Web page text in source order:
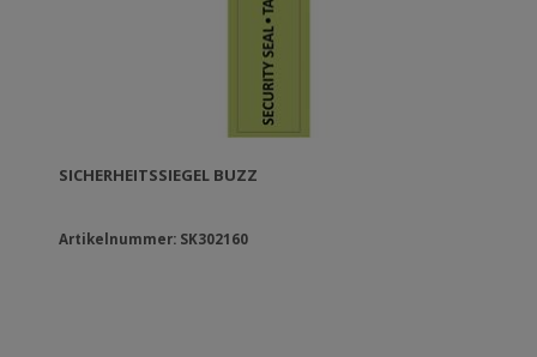
SICHERHEITSSIEGEL BUZZ
Artikelnummer: SK302160